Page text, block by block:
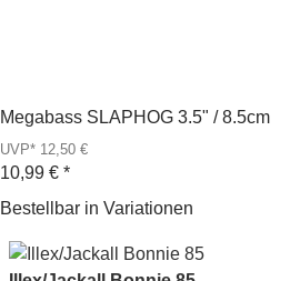
Megabass SLAPHOG 3.5" / 8.5cm
UVP* 12,50 €
10,99 € *
Bestellbar in Variationen